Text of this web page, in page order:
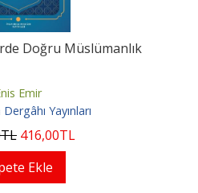
Doğru Müslümanlık
Emir
Yayınları
TL 416,00TL
Ekle